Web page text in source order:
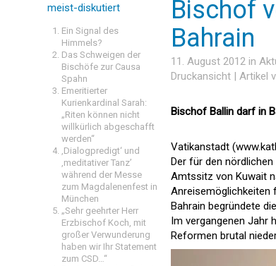
meist-diskutiert
Ein Signal des
Himmels?
Das Schweigen der
Bischöfe zur Causa
Spahn
Emeritierter
Kurienkardinal Sarah:
„Riten können nicht
willkürlich abgeschafft
werden“
‚Dialogpredigt‘ und
‚meditativer Tanz’
während der Messe
zum Magdalenenfest in
München
„Sehr geehrter Herr
Erzbischof Koch, mit
großer Verwunderung
haben wir Ihr Statement
zum CSD…“
Bischof
Bahrain
11. August 2012 in
Druckansicht | Artikel
Bischof Ballin darf in
Vatikanstadt
Der für den
Amtssitz von Kuwait
Anreisemöglichkeiten
Bahrain begründete
Im vergangenen Jahr
Reformen brutal